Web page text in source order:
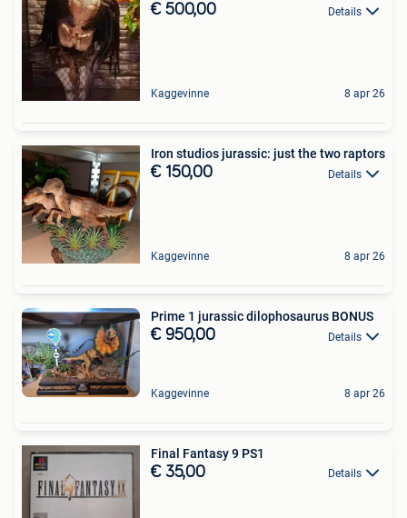
€ 500,00 Details
Kaggevinne 8 apr 26
Iron studios jurassic: just the two raptors
€ 150,00 Details
Kaggevinne 8 apr 26
Prime 1 jurassic dilophosaurus BONUS
€ 950,00 Details
Kaggevinne 8 apr 26
Final Fantasy 9 PS1
€ 35,00 Details